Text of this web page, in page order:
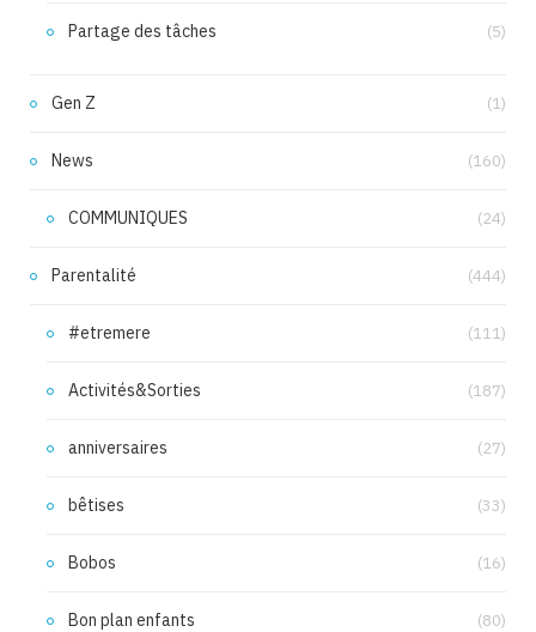
Partage des tâches (5)
Gen Z (1)
News (160)
COMMUNIQUES (24)
Parentalité (444)
#etremere (111)
Activités&Sorties (187)
anniversaires (27)
bêtises (33)
Bobos (16)
Bon plan enfants (80)